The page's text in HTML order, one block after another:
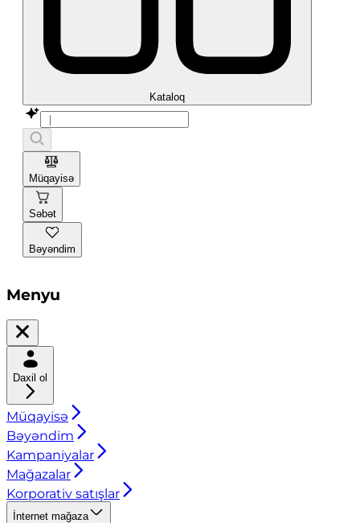
Kataloq
Müqayisə
Səbət
Bəyəndim
Menyu
Daxil ol
Müqayisə
Bəyəndim
Kampaniyalar
Mağazalar
Korporativ satışlar
İnternet mağaza